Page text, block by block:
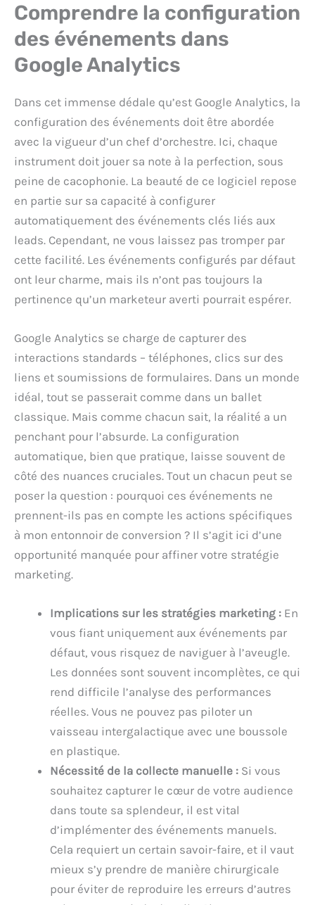
Comprendre la configuration
des événements dans
Google Analytics
Dans cet immense dédale qu’est Google Analytics, la
configuration des événements doit être abordée
avec la vigueur d’un chef d’orchestre. Ici, chaque
instrument doit jouer sa note à la perfection, sous
peine de cacophonie. La beauté de ce logiciel repose
en partie sur sa capacité à configurer
automatiquement des événements clés liés aux
leads. Cependant, ne vous laissez pas tromper par
cette facilité. Les événements configurés par défaut
ont leur charme, mais ils n’ont pas toujours la
pertinence qu’un marketeur averti pourrait espérer.
Google Analytics se charge de capturer des
interactions standards – téléphones, clics sur des
liens et soumissions de formulaires. Dans un monde
idéal, tout se passerait comme dans un ballet
classique. Mais comme chacun sait, la réalité a un
penchant pour l’absurde. La configuration
automatique, bien que pratique, laisse souvent de
côté des nuances cruciales. Tout un chacun peut se
poser la question : pourquoi ces événements ne
prennent-ils pas en compte les actions spécifiques
à mon entonnoir de conversion ? Il s’agit ici d’une
opportunité manquée pour affiner votre stratégie
marketing.
Implications sur les stratégies marketing : En
vous fiant uniquement aux événements par
défaut, vous risquez de naviguer à l’aveugle.
Les données sont souvent incomplètes, ce qui
rend difficile l’analyse des performances
réelles. Vous ne pouvez pas piloter un
vaisseau intergalactique avec une boussole
en plastique.
Nécessité de la collecte manuelle : Si vous
souhaitez capturer le cœur de votre audience
dans toute sa splendeur, il est vital
d’implémenter des événements manuels.
Cela requiert un certain savoir-faire, et il vaut
mieux s’y prendre de manière chirurgicale
pour éviter de reproduire les erreurs d’autres